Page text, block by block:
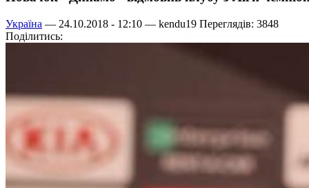
Україна — 24.10.2018 - 12:10 — kendu19 Переглядів: 3848
Поділитись: